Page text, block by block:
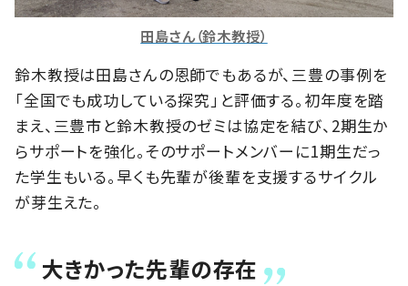
田島さん（鈴木教授）
鈴木教授は田島さんの恩師でもあるが、三豊の事例を
「全国でも成功している探究」と評価する。初年度を踏
まえ、三豊市と鈴木教授のゼミは協定を結び、2期生か
らサポートを強化。そのサポートメンバーに1期生だっ
た学生もいる。早くも先輩が後輩を支援するサイクル
が芽生えた。
大きかった先輩の存在